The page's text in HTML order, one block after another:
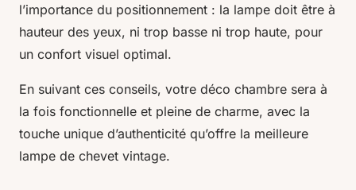
l’importance du positionnement : la lampe doit être à
hauteur des yeux, ni trop basse ni trop haute, pour
un confort visuel optimal.
En suivant ces conseils, votre déco chambre sera à
la fois fonctionnelle et pleine de charme, avec la
touche unique d’authenticité qu’offre la meilleure
lampe de chevet vintage.